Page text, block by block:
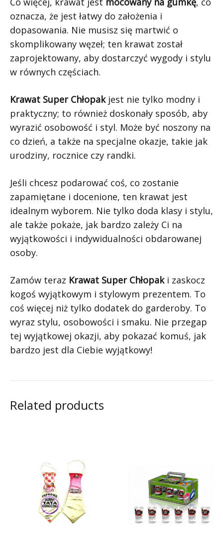
oznacza, że jest łatwy do założenia i
dopasowania. Nie musisz się martwić o
skomplikowany węzeł; ten krawat został
zaprojektowany, aby dostarczyć wygody i stylu
w równych częściach.
Krawat Super Chłopakjest nie tylko modny i
praktyczny; to również doskonały sposób, aby
wyrazić osobowość i styl. Może być noszony na
co dzień, a także na specjalne okazje, takie jak
urodziny, rocznice czy randki.
Jeśli chcesz podarować coś, co zostanie
zapamiętane i docenione, ten krawat jest
idealnym wyborem. Nie tylko doda klasy i stylu,
ale także pokaże, jak bardzo zależy Ci na
wyjątkowości i indywidualności obdarowanej
osoby.
Zamów teraz Krawat Super Chłopaki zaskocz
kogoś wyjątkowym i stylowym prezentem. To
coś więcej niż tylko dodatek do garderoby. To
wyraz stylu, osobowości i smaku. Nie przegap
tej wyjątkowej okazji, aby pokazać komuś, jak
bardzo jest dla Ciebie wyjątkowy!
Related products